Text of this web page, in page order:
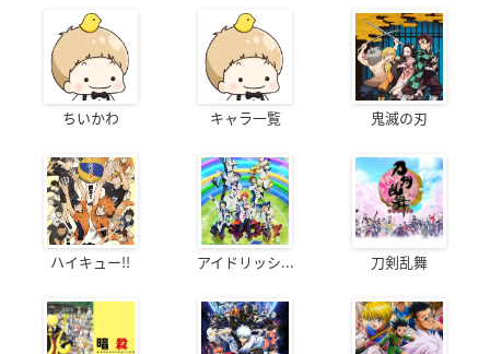
ちいかわ キャラ一覧 鬼滅の刃
ハイキュー!! アイドリッシ... 刀剣乱舞